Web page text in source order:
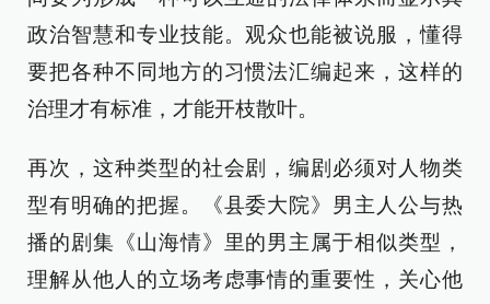
政治智慧和专业技能。观众也能被说服，懂得
要把各种不同地方的习惯法汇编起来，这样的
治理才有标准，才能开枝散叶。
再次，这种类型的社会剧，编剧必须对人物类
型有明确的把握。《县委大院》男主人公与热
播的剧集《山海情》里的男主属于相似类型，
理解从他人的立场考虑事情的重要性，关心他